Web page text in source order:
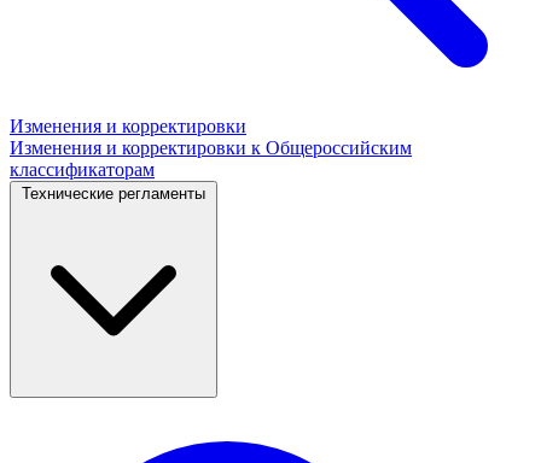
Изменения и корректировки
Изменения и корректировки к Общероссийским
классификаторам
Технические регламенты